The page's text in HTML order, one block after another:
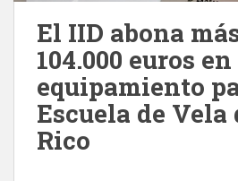
El IID abona
104.000 euros en
equipamiento
Escuela de Vela
Rico